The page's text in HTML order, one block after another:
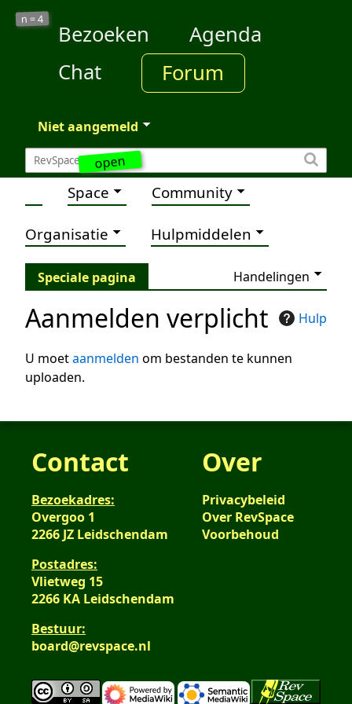
open
n =4
Bezoeken
Agenda
Chat
Forum
Niet aangemeld
Space Community
Organisatie Hulpmiddelen
Speciale pagina Handelingen
Hulp
Aanmelden verplicht
U moetaanmelden om bestanden te kunnen
uploaden.
Contact
Bezoekadres:
Overgoo 1
2266 JZ Leidschendam
Postadres:
Vlietweg 15
2266 KA Leidschendam
Bestuur:
board@revspace.nl
Over
Privacybeleid
Over RevSpace
Voorbehoud